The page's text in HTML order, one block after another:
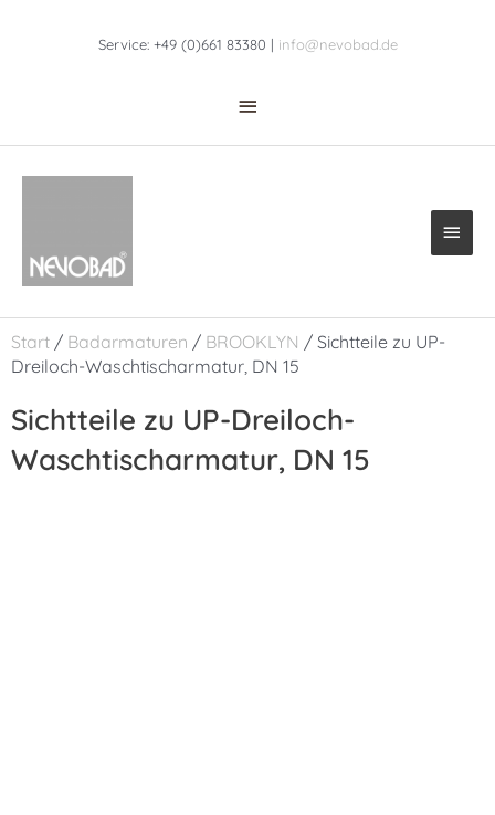
Service: +49 (0)661 83380 | info@nevobad.de
Header
Start / Badarmaturen / BROOKLYN / Sichtteile zu UP-
Dreiloch-Waschtischarmatur, DN 15
Sichtteile zu UP-Dreiloch-
Waschtischarmatur, DN 15